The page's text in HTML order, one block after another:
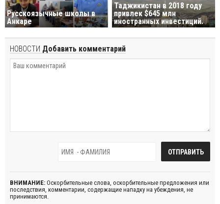
Русскоязычные школы в
Анкаре
Таджикистан в 2018 году
привлек $645 млн
иностранных инвестиций.
НОВОСТИ Добавить комментарий
ВНИМАНИЕ: Оскорбительные слова, оскорбительные предложения или
последствия, комментарии, содержащие нападку на убеждения, не
принимаются.